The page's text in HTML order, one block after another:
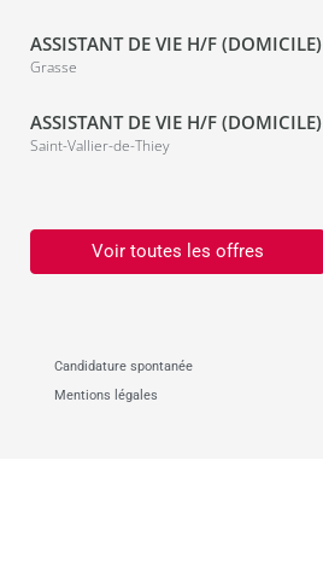
ASSISTANT DE VIE H/F (DOMICILE)
Grasse
ASSISTANT DE VIE H/F (DOMICILE)
Saint-Vallier-de-Thiey
Voir toutes les offres
Candidature spontanée
Mentions légales